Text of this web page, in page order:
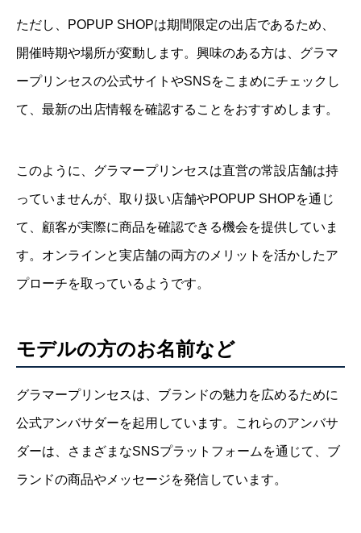
ただし、POPUP SHOPは期間限定の出店であるため、
開催時期や場所が変動します。興味のある方は、グラマ
ープリンセスの公式サイトやSNSをこまめにチェックし
て、最新の出店情報を確認することをおすすめします。
このように、グラマープリンセスは直営の常設店舗は持
っていませんが、取り扱い店舗やPOPUP SHOPを通じ
て、顧客が実際に商品を確認できる機会を提供していま
す。オンラインと実店舗の両方のメリットを活かしたア
プローチを取っているようです。
モデルの方のお名前など
グラマープリンセスは、ブランドの魅力を広めるために
公式アンバサダーを起用しています。これらのアンバサ
ダーは、さまざまなSNSプラットフォームを通じて、ブ
ランドの商品やメッセージを発信しています。